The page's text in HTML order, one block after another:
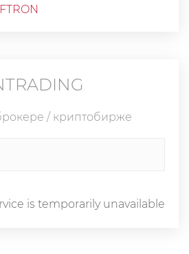
/ криптобирже
is temporarily unavailable